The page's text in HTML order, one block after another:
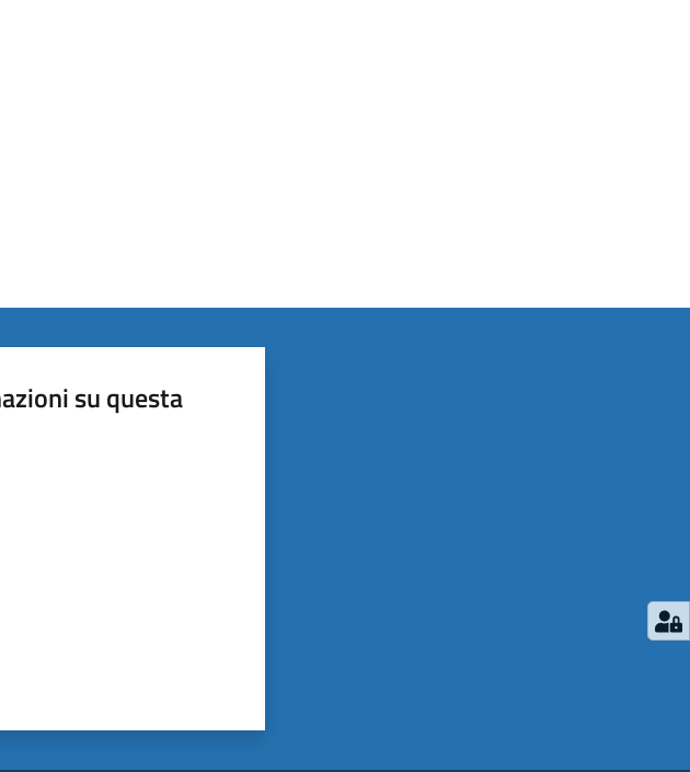
su questa